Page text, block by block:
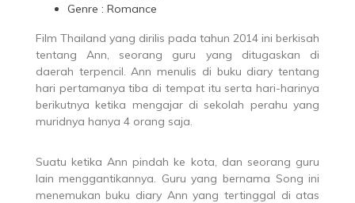
Genre : Romance
Film Thailand yang dirilis pada tahun 2014 ini berkisah
tentang Ann, seorang guru yang ditugaskan di
daerah terpencil. Ann menulis di buku diary tentang
hari pertamanya tiba di tempat itu serta hari-harinya
berikutnya ketika mengajar di sekolah perahu yang
muridnya hanya 4 orang saja.
Suatu ketika Ann pindah ke kota, dan seorang guru
lain menggantikannya. Guru yang bernama Song ini
menemukan buku diary Ann yang tertinggal di atas